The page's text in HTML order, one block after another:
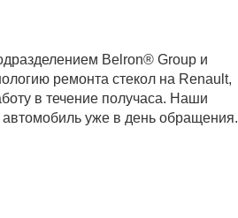
Belron® Group и
ремонта стекол на Renault,
в течение получаса. Наши
автомобиль уже в день обращения.